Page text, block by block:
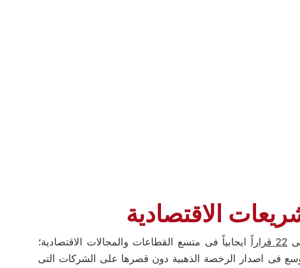
الاقتصادية
22 قرارا
ً ايجابياً فى متسع القطاعات والمجالات الاقتصادية؛
فى اصدار الرخصة الذهبية دون قصرها على الشركات التى